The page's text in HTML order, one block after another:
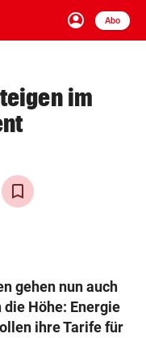
account_circle
Anmelden
Abo
close Schließen
arrow_right
im
gehen nun auch
Höhe: Energie
ihre Tarife für